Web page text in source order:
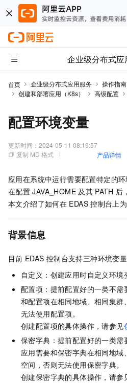
企业级分布式应
首页 企业级分布式应用服务 操作指南
创建和部署应用（K8s）
高级配置
配置环境变量
更新时间： 2024-05-11 08:19:57
复制 MD 格式
产品详情
应用在系统中运行需要配置特定的
在配置 JAVA_HOME 及其 PATH 后
本文介绍了如何在 EDAS 控制台上
背景信息
目前 EDAS 控制台支持三种环境变量
自定义：创建应用时自定义环境
配置项：提前配置好的一类不
和配置项在相同地域、相同集群
无法使用配置项。
创建配置项的具体操作，请参见
保密字典：提前配置好的一类需
应用需要和保密字典在相同地域
空间，否则无法使用保密字典。
创建保密字典的具体操作，请参